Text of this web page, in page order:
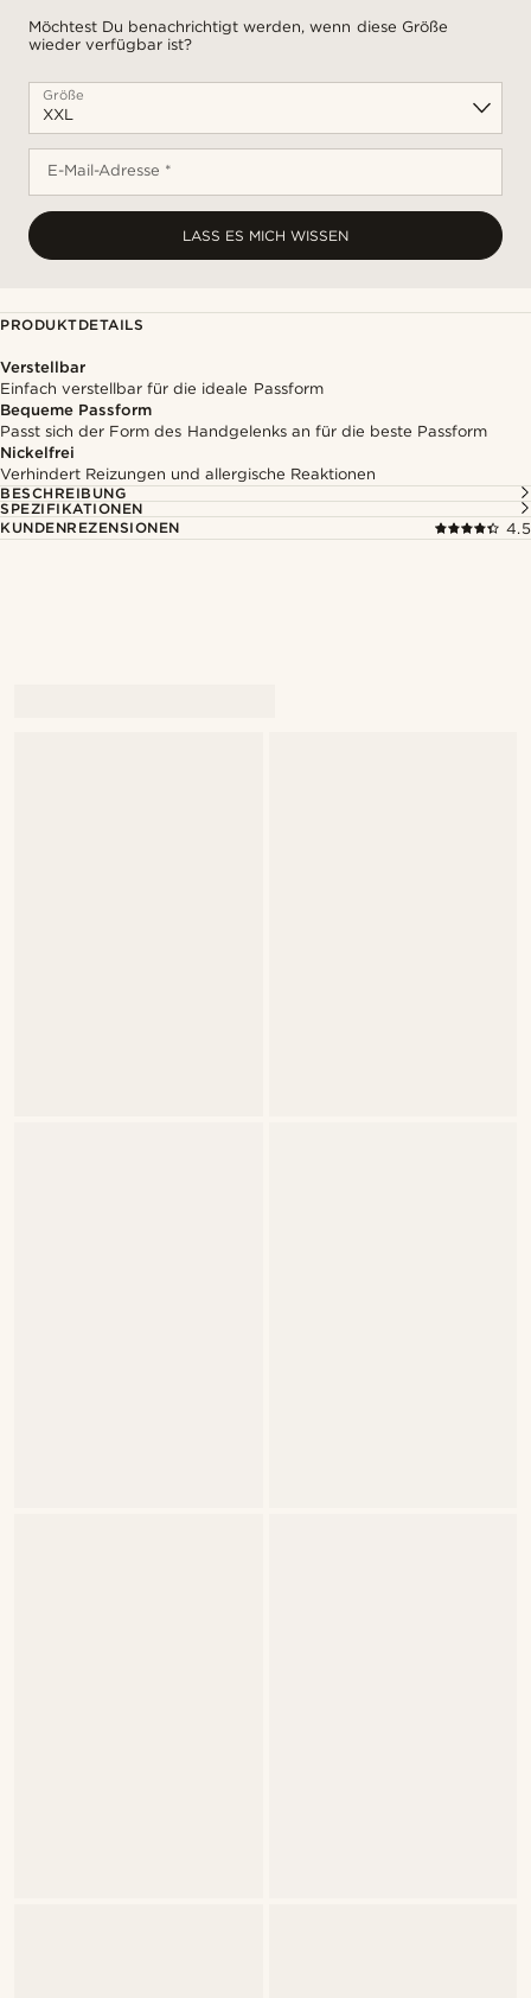
Möchtest Du benachrichtigt werden, wenn diese Größe
wieder verfügbar ist?
Größe
E-Mail-Adresse *
LASS ES MICH WISSEN
PRODUKTDETAILS
Verstellbar
Einfach verstellbar für die ideale Passform
Bequeme Passform
Passt sich der Form des Handgelenks an für die beste Passform
Nickelfrei
Verhindert Reizungen und allergische Reaktionen
BESCHREIBUNG
SPEZIFIKATIONEN
KUNDENREZENSIONEN
4.5